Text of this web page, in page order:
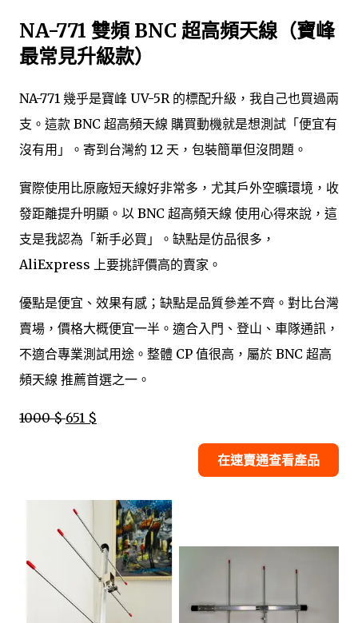
NA-771 雙頻 BNC 超高頻天線（寶峰
最常見升級款）
NA-771 幾乎是寶峰 UV-5R 的標配升級，我自己也買過兩
支。這款 BNC 超高頻天線 購買動機就是想測試「便宜有
沒有用」。寄到台灣約 12 天，包裝簡單但沒問題。
實際使用比原廠短天線好非常多，尤其戶外空曠環境，收
發距離提升明顯。以 BNC 超高頻天線 使用心得來說，這
支是我認為「新手必買」。缺點是仿品很多，
AliExpress 上要挑評價高的賣家。
優點是便宜、效果有感；缺點是品質參差不齊。對比台灣
賣場，價格大概便宜一半。適合入門、登山、車隊通訊，
不適合專業測試用途。整體 CP 值很高，屬於 BNC 超高
頻天線 推薦首選之一。
1000 $ 651 $
在速賣通查看產品